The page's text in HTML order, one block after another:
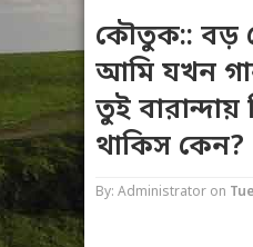
কৌতুক:: বড়
আমি যখন
তুই বারান্দায়
থাকিস কেন?
By: Administrator on